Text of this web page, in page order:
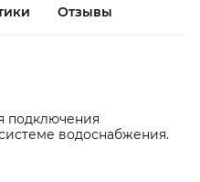
Отзывы
подключения
водоснабжения.